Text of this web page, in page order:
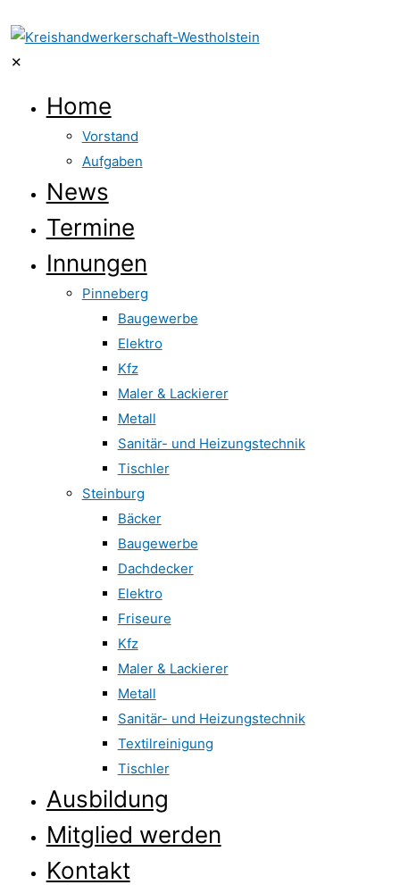
✕
Home
Vorstand
Aufgaben
News
Termine
Innungen
Pinneberg
Baugewerbe
Elektro
Kfz
Maler & Lackierer
Metall
Sanitär- und Heizungstechnik
Tischler
Steinburg
Bäcker
Baugewerbe
Dachdecker
Elektro
Friseure
Kfz
Maler & Lackierer
Metall
Sanitär- und Heizungstechnik
Textilreinigung
Tischler
Ausbildung
Mitglied werden
Kontakt